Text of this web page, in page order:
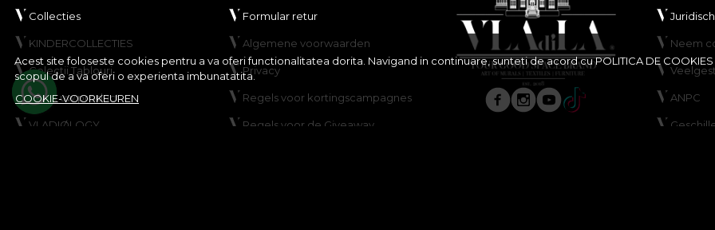
Acest site foloseste cookies pentru a va oferi functionalitatea dorita. Navigand in continuare, sunteti de acord cuPOLITICA DE COOKIES
scopul de a va oferi o experienta imbunatatita.
COOKIE-VOORKEUREN
Collecties
KINDERCOLLECTIES
Colectii Tablouri
Maak uw product
VLADIØLOGY
Formular retur
Algemene voorwaarden
Privacy
Regels voor kortingscampagnes
Regels voor de Giveaway
Neem
ANPC